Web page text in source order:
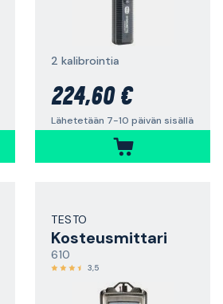
2 kalibrointia
224,60 €
Lähetetään 7-10 päivän sisällä
TESTO
Kosteusmittari
610
3,5